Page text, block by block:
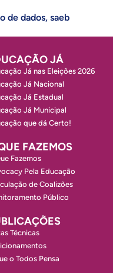
de dados, saeb
JÁ
Já nas Eleições 2026
Já Nacional
Já Estadual
Já Municipal
que dá Certo!
FAZEMOS
Fazemos
Pela Educação
de Coalizões
Público
Técnicas
o Todos Pensa